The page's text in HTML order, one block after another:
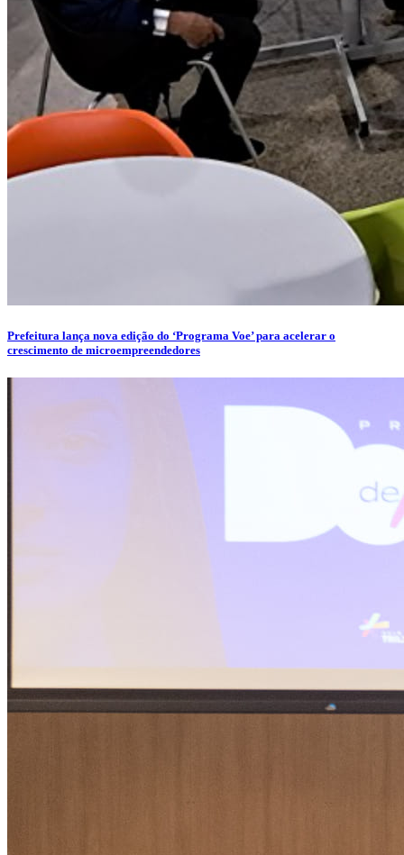
Prefeitura lança nova edição do ‘Programa Voe’ para acelerar o
crescimento de microempreendedores